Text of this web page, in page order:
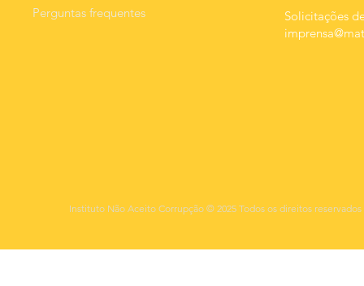
Perguntas frequentes
Solicitações
Instituto Não Aceito Corrupção © 2025 Todos os direitos